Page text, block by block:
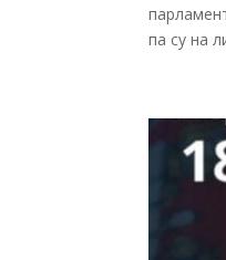
па су на